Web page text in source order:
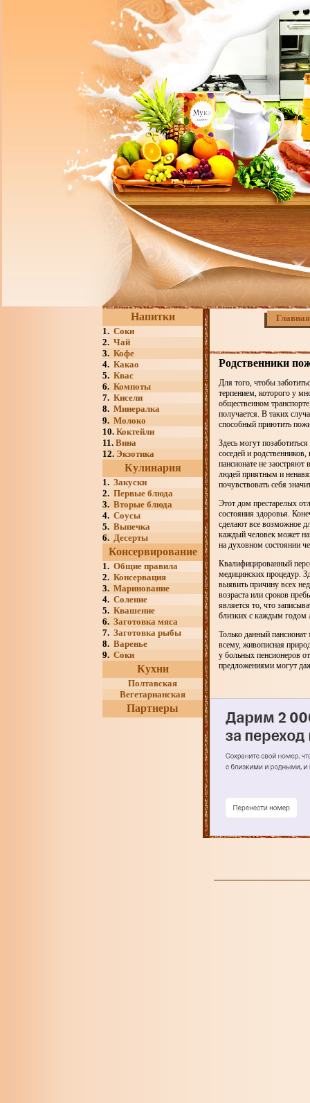
Напитки
1. Соки
2. Чай
3. Кофе
4. Какао
5. Квас
6. Компоты
7. Кисели
8. Минералка
9. Молоко
10. Коктейли
11. Вина
12. Экзотика
Кулинария
1. Закуски
2. Первые блюда
3. Вторые блюда
4. Соусы
5. Выпечка
6. Десерты
Консервирование
1. Общие правила
2. Консервация
3. Маринование
4. Соление
5. Квашение
6. Заготовка мяса
7. Заготовка рыбы
8. Варенье
9. Соки
Кухни
Полтавская
Вегетарианская
Партнеры
Главная
Родственники
Для того, чтобы
терпением, которого у
общественном
получается. В таких
способный приютить
Здесь могут
соседей и
пансионате не заостряют
людей приятным и
почувствовать себя
Этот дом престарелых
состояния здоровья.
сделают все возможное
каждый человек может
на духовном состоянии
Квалифицированный
медицинских процедур.
выявить причину всех
возраста или сроков
является то, что
близких с каждым годом
Только данный
всему, живописная
у больных пенсионеров
предложениями могут